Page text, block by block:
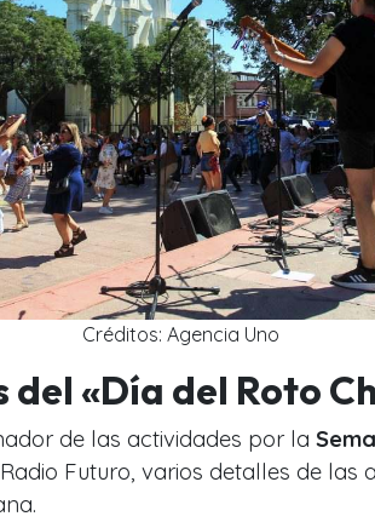
Créditos: Agencia Uno
del «Día del Roto
de las actividades por la
Radio Futuro, varios detalles de las